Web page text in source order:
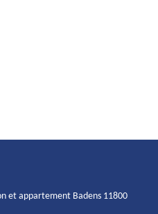
et appartement Badens 11800